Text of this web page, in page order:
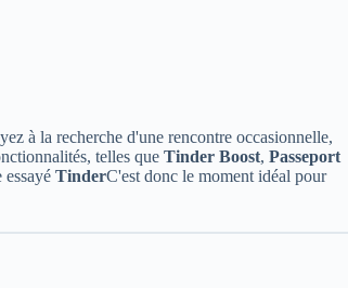
à la recherche d'une rencontre occasionnelle,
telles que Tinder Boost, Passeport
TinderC'est donc le moment idéal pour